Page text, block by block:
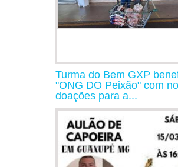
Turma do Bem GXP
"ONG DO Peixão" com
doações para a...